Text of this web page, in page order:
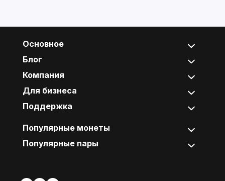
Основное
Блог
Компания
Для бизнеса
Поддержка
Популярные монеты
Популярные пары